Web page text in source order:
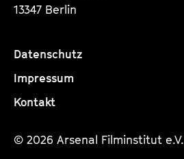
13347 Berlin
Datenschutz
Impressum
Kontakt
© 2026 Arsenal Filminstitut e.V.